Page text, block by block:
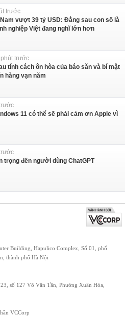
trước
vượt 39 tỷ USD: Đằng sau con số là
nghiệp Việt đang nghĩ lớn hơn
trước
tính cách ôn hòa của báo săn và bí mật
hàng vạn năm
11 có thể sẽ phải cảm ơn Apple vì
trọng đến người dùng ChatGPT
Building, Hapulico Complex, Số 01, phố
thành phố Hà Nội
số 127 Võ Văn Tần, Phường Xuân Hòa,
VCCorp